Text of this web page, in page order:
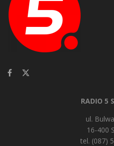
RADIO 5
ul.
16-400
tel. (087)